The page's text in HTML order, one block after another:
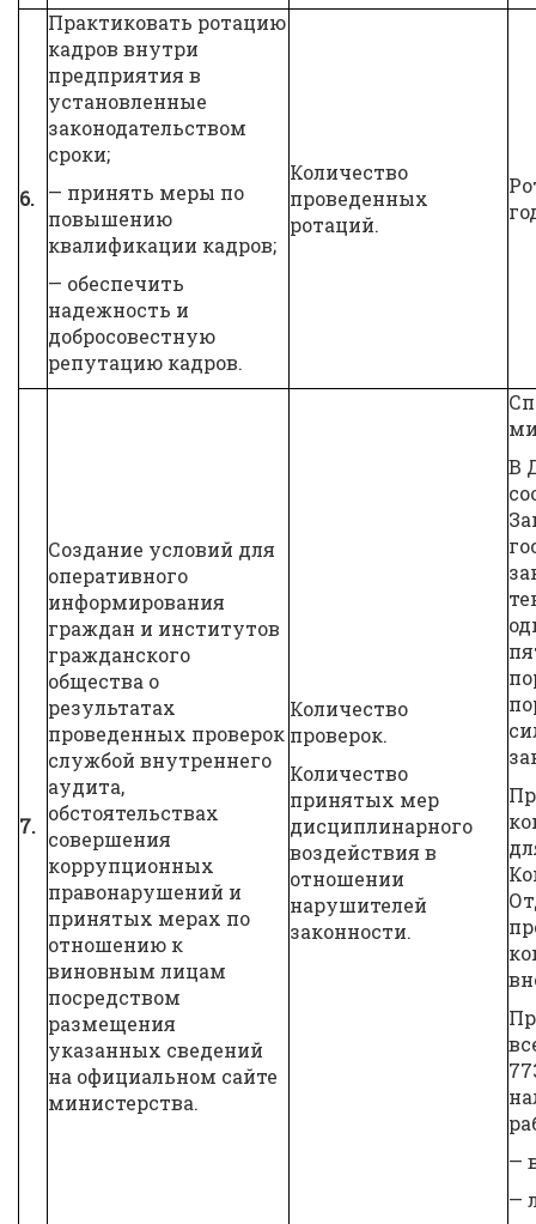
6.
Практиковать ротацию
кадров внутри
предприятия в
установленные
законодательством
сроки;
— принять меры по
повышению
квалификации кадров;
— обеспечить
надежность и
добросовестную
репутацию кадров.
Количество
проведенных
ротаций.
7.
Создание условий для
оперативного
информирования
граждан и институтов
гражданского
общества о
результатах
проведенных проверок
службой внутреннего
аудита,
обстоятельствах
совершения
коррупционных
правонарушений и
принятых мерах по
отношению к
виновным лицам
посредством
размещения
указанных сведений
на официальном сайте
министерства.
Количество
проверок.
Количество
принятых мер
дисциплинарного
воздействия в
отношении
нарушителей
законности.
В
—
—